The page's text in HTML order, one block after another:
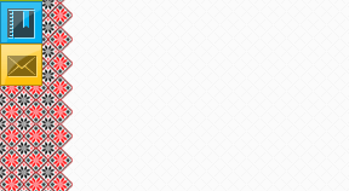
Наша гімназія
Зворотній зв'язок